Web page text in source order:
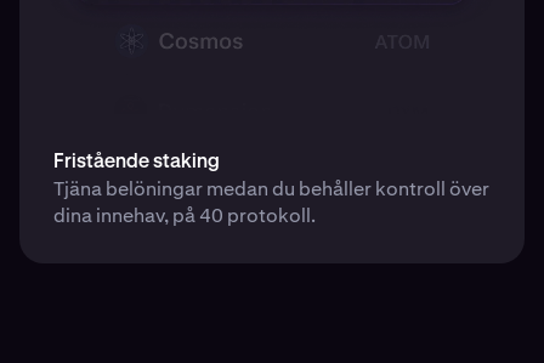
Fristående staking
Tjäna belöningar medan du behåller kontroll över
dina innehav, på 40 protokoll.